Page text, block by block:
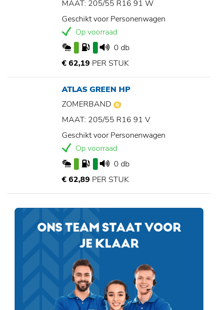
MAAT: 205/55 R16 91 W
Geschikt voor Personenwagen
Op voorraad
0 db
€ 62,19 PER STUK
ATLAS GREEN HP
ZOMERBAND
MAAT: 205/55 R16 91 V
Geschikt voor Personenwagen
Op voorraad
0 db
€ 62,89 PER STUK